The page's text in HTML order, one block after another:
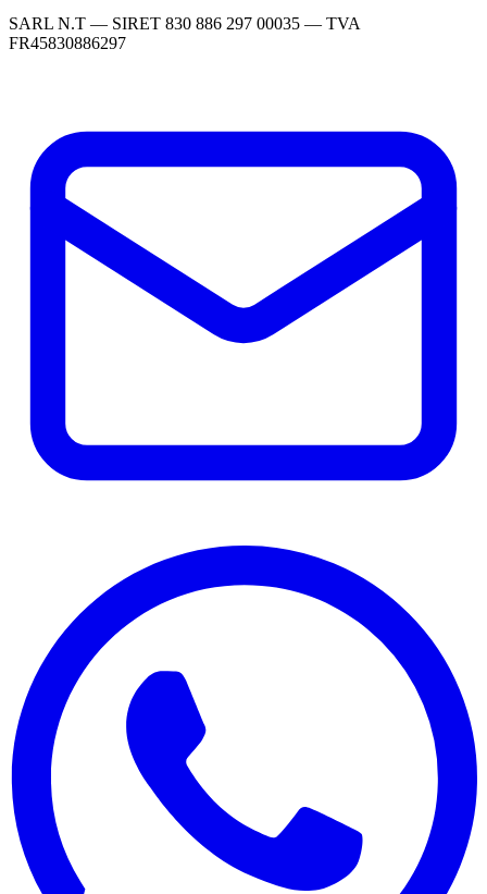
SARL N.T — SIRET 830 886 297 00035 — TVA
FR45830886297